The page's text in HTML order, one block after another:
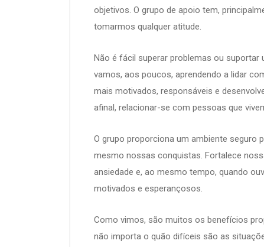
objetivos. O grupo de apoio tem,
tomarmos qualquer atitude.
Não é fácil superar problemas ou suportar
vamos, aos poucos, aprendendo a lidar
mais motivados, responsáveis e
afinal, relacionar-se com pessoas que
O grupo proporciona um ambiente seguro
mesmo nossas conquistas. Fortalece
ansiedade e, ao mesmo tempo, quando
motivados e esperançosos.
Como vimos, são muitos os benefícios
não importa o quão difíceis são as